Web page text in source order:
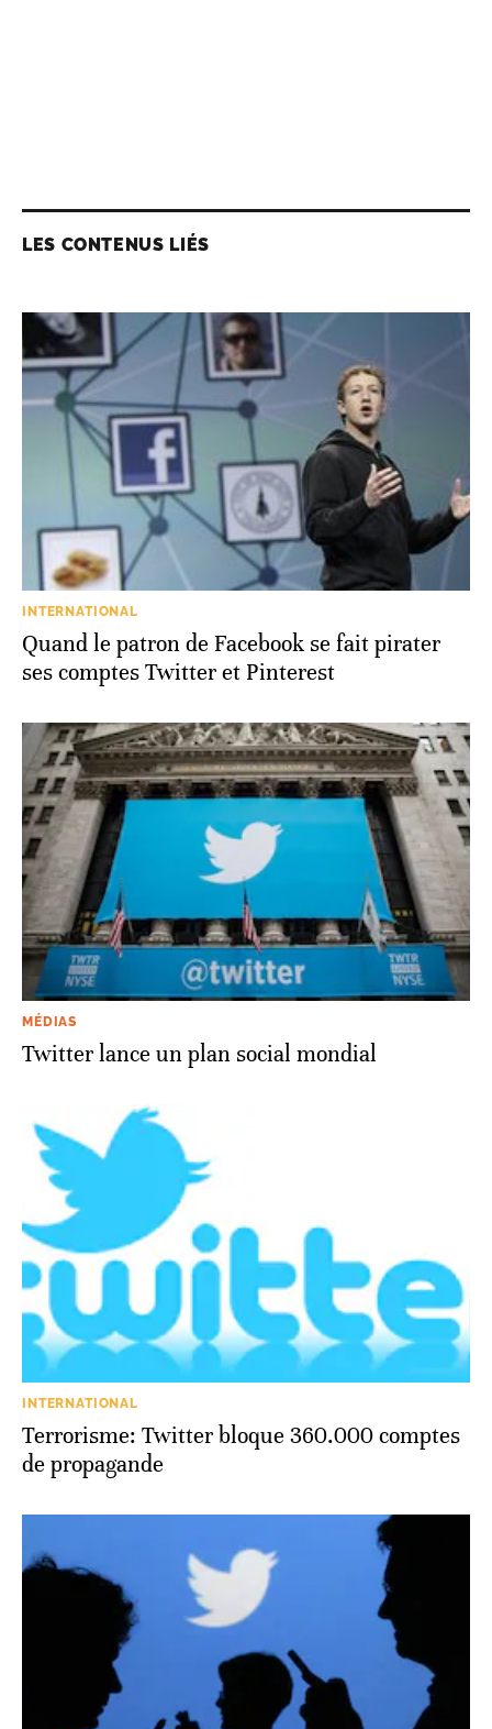
LES CONTENUS LIÉS
INTERNATIONAL
Quand le patron de Facebook se fait pirater
ses comptes Twitter et Pinterest
MÉDIAS
Twitter lance un plan social mondial
INTERNATIONAL
Terrorisme: Twitter bloque 360.000 comptes
de propagande